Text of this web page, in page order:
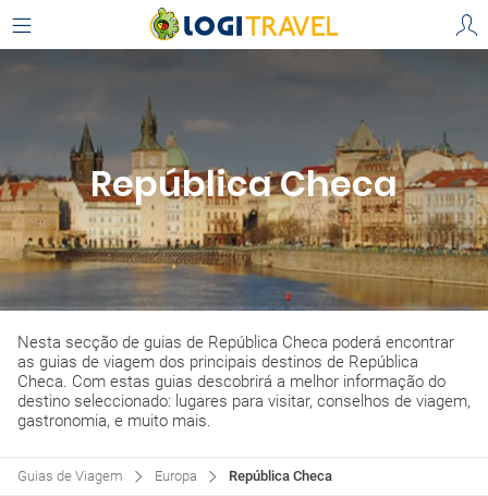
República Checa
Nesta secção de guias de República Checa poderá encontrar
as guias de viagem dos principais destinos de República
Checa. Com estas guias descobrirá a melhor informação do
destino seleccionado: lugares para visitar, conselhos de viagem,
gastronomia, e muito mais.
Guias de Viagem Europa República Checa